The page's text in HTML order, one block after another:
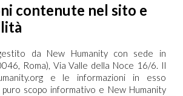
contenute nel sito e
da New Humanity con sede in
Roma), Via Valle della Noce 16/6. Il
e le informazioni in esso
scopo informativo e New Humanity